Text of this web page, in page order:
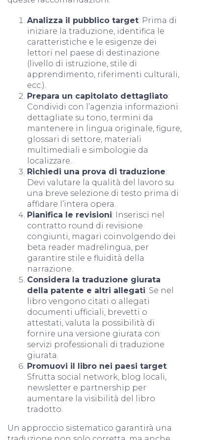
Analizza il pubblico target: Prima di
iniziare la traduzione, identifica le
caratteristiche e le esigenze dei
lettori nel paese di destinazione
(livello di istruzione, stile di
apprendimento, riferimenti culturali,
ecc.).
Prepara un capitolato dettagliato:
Condividi con l’agenzia informazioni
dettagliate su tono, termini da
mantenere in lingua originale, figure,
glossari di settore, materiali
multimediali e simbologie da
localizzare.
Richiedi una prova di traduzione:
Devi valutare la qualità del lavoro su
una breve selezione di testo prima di
affidare l’intera opera.
Pianifica le revisioni: Inserisci nel
contratto round di revisione
congiunti, magari coinvolgendo dei
beta reader madrelingua, per
garantire stile e fluidità della
narrazione.
Considera la traduzione giurata
della patente e altri allegati: Se nel
libro vengono citati o allegati
documenti ufficiali, brevetti o
attestati, valuta la possibilità di
fornire una versione giurata con
servizi professionali di traduzione
giurata.
Promuovi il libro nei paesi target:
Sfrutta social network, blog locali,
newsletter e partnership per
aumentare la visibilità del libro
tradotto.
Un approccio sistematico garantirà una